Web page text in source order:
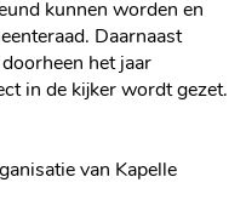
kunnen worden en
Daarnaast
het jaar
in de kijker wordt gezet.
van Kapelle